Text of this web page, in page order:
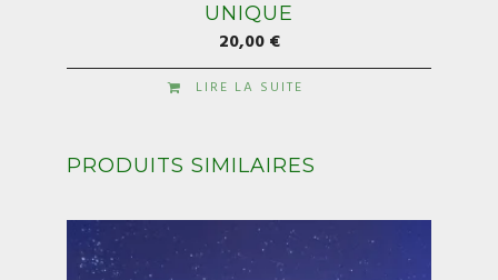
UNIQUE
20,00€
LIRE LA SUITE
PRODUITS SIMILAIRES